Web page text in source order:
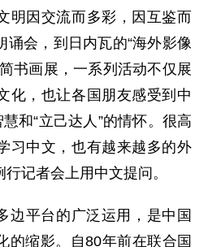
明因交流而多彩，因互鉴而
诵会，到日内瓦的“海外影像
书画展，一系列活动不仅展
化，也让各国朋友感受到中
和“立己达人”的情怀。很高
习中文，也有越来越多的外
记者会上用中文提问。
边平台的广泛运用，是中国
的缩影。自80年前在联合国